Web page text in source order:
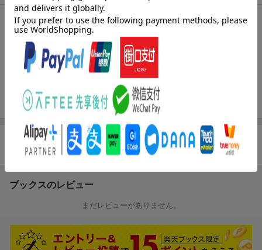
内容紹介
地球温暖化が進んで均気温が上昇しても，冷害は減らない。それ
どころか，イネの冷害危険期に襲ってくる低温の危険性は高まる
恐れがある。これは何も日本だけの話ではない。世界的な気候変
動と食料不足の視野から，最新科学に基づく冷害のメカニズムと
克服法を詳述。
商品レビュー
ブックスのレビュー
まだレビューがありません。